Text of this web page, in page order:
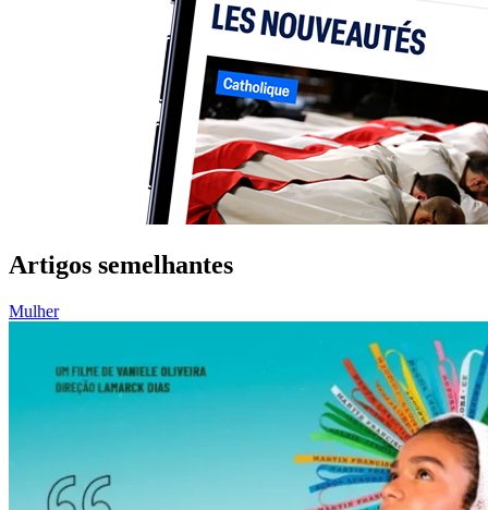
Artigos semelhantes
Mulher